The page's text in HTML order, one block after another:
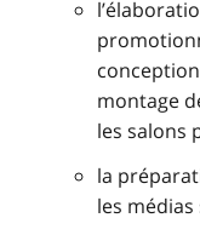
montage
les salons
la
les médias